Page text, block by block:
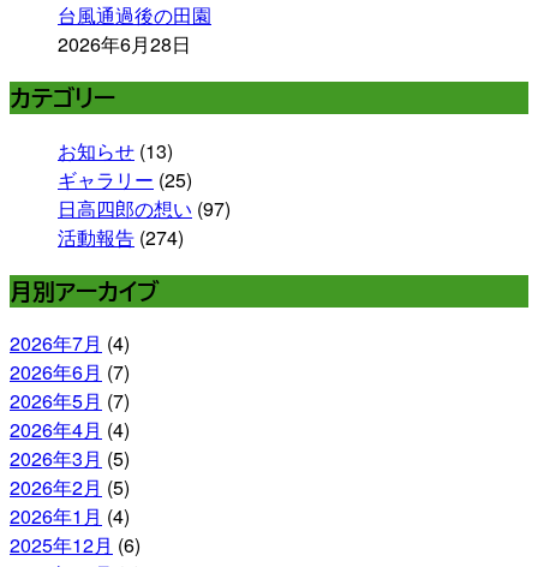
台風通過後の田園
2026年6月28日
カテゴリー
お知らせ (13)
ギャラリー (25)
日高四郎の想い (97)
活動報告 (274)
月別アーカイブ
2026年7月 (4)
2026年6月 (7)
2026年5月 (7)
2026年4月 (4)
2026年3月 (5)
2026年2月 (5)
2026年1月 (4)
2025年12月 (6)